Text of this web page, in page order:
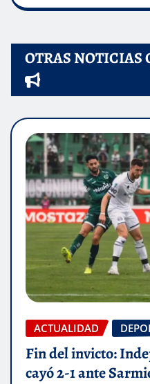
OTRAS NOTICIAS
ACTUALIDAD
Fin del invicto:
cayó 2-1 ante